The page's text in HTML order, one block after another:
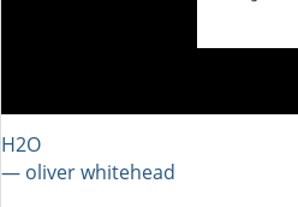
H2O
― oliver whitehead